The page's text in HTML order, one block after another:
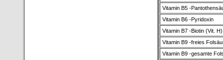
Vitamin B5 -
Vitamin B6 -Pyridoxin
Vitamin B7 -Biotin (Vit. H)
Vitamin B9 -freies
Vitamin B9 -gesamte